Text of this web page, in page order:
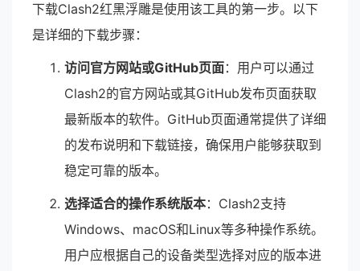
下载Clash2红黑浮雕是使用该工具的第一步。以下
是详细的下载步骤：
访问官方网站或GitHub页面：用户可以通过
Clash2的官方网站或其GitHub发布页面获取
最新版本的软件。GitHub页面通常提供了详细
的发布说明和下载链接，确保用户能够获取到
稳定可靠的版本。
选择适合的操作系统版本：Clash2支持
Windows、macOS和Linux等多种操作系统。
用户应根据自己的设备类型选择对应的版本进